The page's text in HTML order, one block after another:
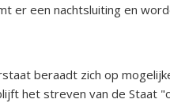
er een nachtsluiting en
beraadt zich op
het streven van de Staat